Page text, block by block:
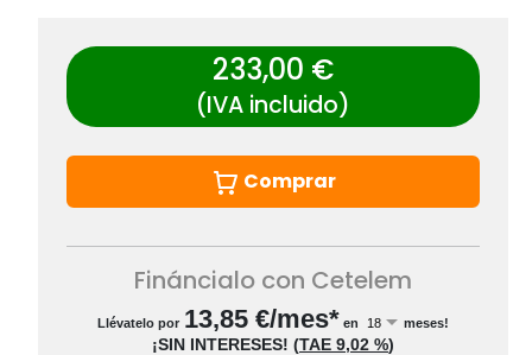
233,00 €
(IVA incluido)
Comprar
Fináncialo con Cetelem
Llévatelo por 13,85 €/mes* en meses!
¡SIN INTERESES! (TAE 9,02 %)